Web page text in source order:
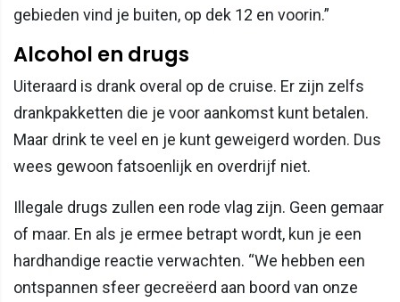
gebieden vind je buiten, op dek 12 en voorin.”
Alcohol en drugs
Uiteraard is drank overal op de cruise. Er zijn zelfs
drankpakketten die je voor aankomst kunt betalen.
Maar drink te veel en je kunt geweigerd worden. Dus
wees gewoon fatsoenlijk en overdrijf niet.
Illegale drugs zullen een rode vlag zijn. Geen gemaar
of maar. En als je ermee betrapt wordt, kun je een
hardhandige reactie verwachten. “We hebben een
ontspannen sfeer gecreëerd aan boord van onze